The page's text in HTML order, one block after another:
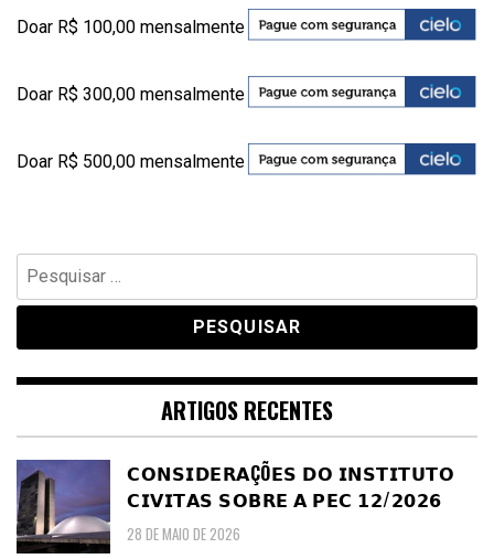
Doar R$ 100,00 mensalmente
Doar R$ 300,00 mensalmente
Doar R$ 500,00 mensalmente
Pesquisar
por:
ARTIGOS RECENTES
𝗖𝗢𝗡𝗦𝗜𝗗𝗘𝗥𝗔ÇÕ𝗘𝗦 𝗗𝗢 𝗜𝗡𝗦𝗧𝗜𝗧𝗨𝗧𝗢
𝗖𝗜𝗩𝗜𝗧𝗔𝗦 𝗦𝗢𝗕𝗥𝗘 𝗔 𝗣𝗘𝗖 𝟭𝟮/𝟮𝟬𝟮𝟲
28 DE MAIO DE 2026